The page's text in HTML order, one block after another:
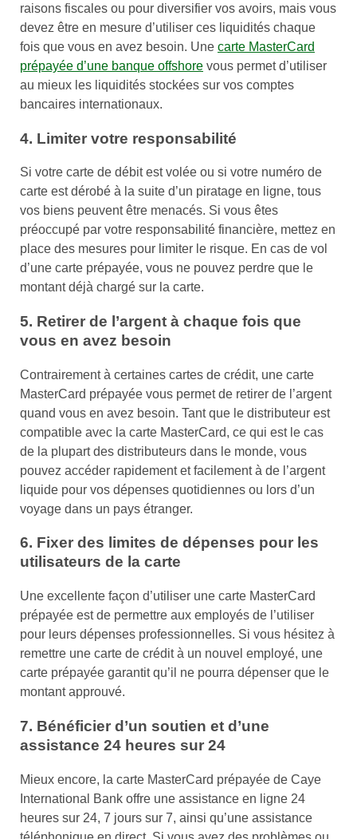
raisons fiscales ou pour diversifier vos avoirs, mais vous
devez être en mesure d’utiliser ces liquidités chaque
fois que vous en avez besoin. Une carte MasterCard
prépayée d’une banque offshore vous permet d’utiliser
au mieux les liquidités stockées sur vos comptes
bancaires internationaux.
4. Limiter votre responsabilité
Si votre carte de débit est volée ou si votre numéro de
carte est dérobé à la suite d’un piratage en ligne, tous
vos biens peuvent être menacés. Si vous êtes
préoccupé par votre responsabilité financière, mettez en
place des mesures pour limiter le risque. En cas de vol
d’une carte prépayée, vous ne pouvez perdre que le
montant déjà chargé sur la carte.
5. Retirer de l’argent à chaque fois que
vous en avez besoin
Contrairement à certaines cartes de crédit, une carte
MasterCard prépayée vous permet de retirer de l’argent
quand vous en avez besoin. Tant que le distributeur est
compatible avec la carte MasterCard, ce qui est le cas
de la plupart des distributeurs dans le monde, vous
pouvez accéder rapidement et facilement à de l’argent
liquide pour vos dépenses quotidiennes ou lors d’un
voyage dans un pays étranger.
6. Fixer des limites de dépenses pour les
utilisateurs de la carte
Une excellente façon d’utiliser une carte MasterCard
prépayée est de permettre aux employés de l’utiliser
pour leurs dépenses professionnelles. Si vous hésitez à
remettre une carte de crédit à un nouvel employé, une
carte prépayée garantit qu’il ne pourra dépenser que le
montant approuvé.
7. Bénéficier d’un soutien et d’une
assistance 24 heures sur 24
Mieux encore, la carte MasterCard prépayée de Caye
International Bank offre une assistance en ligne 24
heures sur 24, 7 jours sur 7, ainsi qu’une assistance